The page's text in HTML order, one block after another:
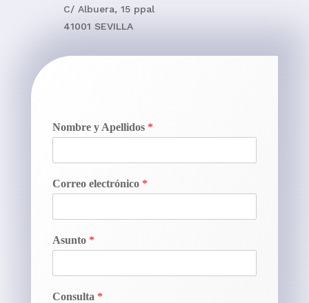
C/ Albuera, 15 ppal
41001 SEVILLA
Nombre y Apellidos *
Correo electrónico *
Asunto *
Consulta *